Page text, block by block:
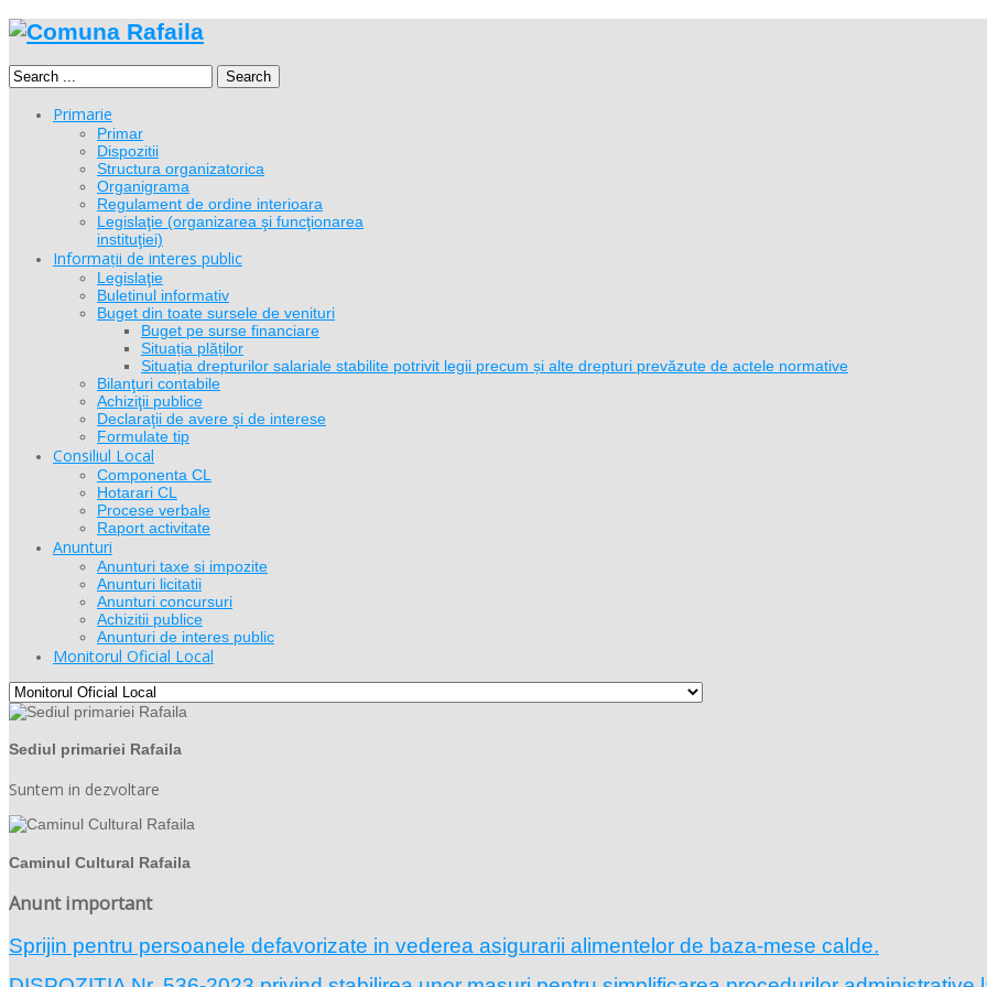
Search
Primarie
Primar
Dispozitii
Structura organizatorica
Organigrama
Regulament de ordine interioara
Legislaţie (organizarea şi funcţionarea
instituţiei)
Informații de interes public
Legislaţie
Buletinul informativ
Buget din toate sursele de venituri
Buget pe surse financiare
Situația plăților
Situația drepturilor salariale stabilite potrivit legii precum și alte drepturi prevăzute de actele normative
Bilanţuri contabile
Achiziţii publice
Declaraţii de avere şi de interese
Formulate tip
Consiliul Local
Componenta CL
Hotarari CL
Procese verbale
Raport activitate
Anunturi
Anunturi taxe si impozite
Anunturi licitatii
Anunturi concursuri
Achizitii publice
Anunturi de interes public
Monitorul Oficial Local
Sediul primariei Rafaila
Suntem in dezvoltare
Caminul Cultural Rafaila
Anunt important
Sprijin pentru persoanele defavorizate in vederea asigurarii alimentelor de baza-mese calde.